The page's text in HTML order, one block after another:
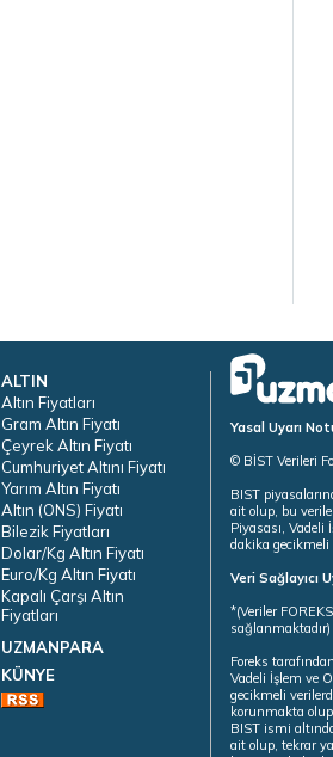
ALTIN
Altın Fiyatları
Gram Altın Fiyatı
Çeyrek Altın Fiyatı
Cumhuriyet Altını Fiyatı
Yarım Altın Fiyatı
Altın (ONS) Fiyatı
Bilezik Fiyatları
Dolar/Kg Altın Fiyatı
Euro/Kg Altın Fiyatı
Kapalı Çarşı Altın
Fiyatları
UZMANPARA
KÜNYE
Yasal Uyarı
© BİST Verileri
BIST
ait olup, bu
Piyasası, Vadeli
dakika gecikmeli
Veri Sağlayıcı
*(Veriler
sağlanmaktadır)
Foreks
Vadeli İşlem ve
gecikmeli
korunmakta
BIST ismi
ait olup, tekrar